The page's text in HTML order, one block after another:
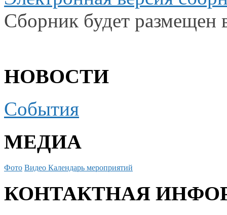
Сборник будет размещен
НОВОСТИ
События
МЕДИА
Фото Видео Календарь мероприятий
КОНТАКТНАЯ